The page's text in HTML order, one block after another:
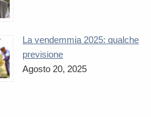
La vendemmia 2025: qualche
previsione
Agosto 20, 2025